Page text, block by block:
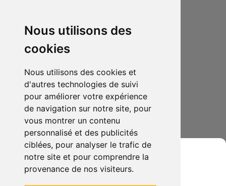
Nous utilisons des
cookies
Nous utilisons des cookies et
d'autres technologies de suivi
pour améliorer votre expérience
de navigation sur notre site, pour
vous montrer un contenu
personnalisé et des publicités
ciblées, pour analyser le trafic de
notre site et pour comprendre la
provenance de nos visiteurs.
15.00€ 0
Batman & Superman : L'étoffe des héros